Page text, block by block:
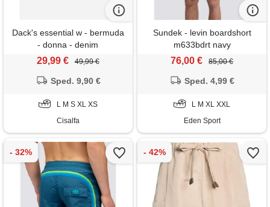
Dack's essential w - bermuda
- donna - denim
29,99 € 49,99 €
Sped. 9,90 €
L M S XL XS
Cisalfa
Sundek - levin boardshort
m633bdrt navy
76,00 € 85,00 €
Sped. 4,99 €
L M XL XXL
Eden Sport